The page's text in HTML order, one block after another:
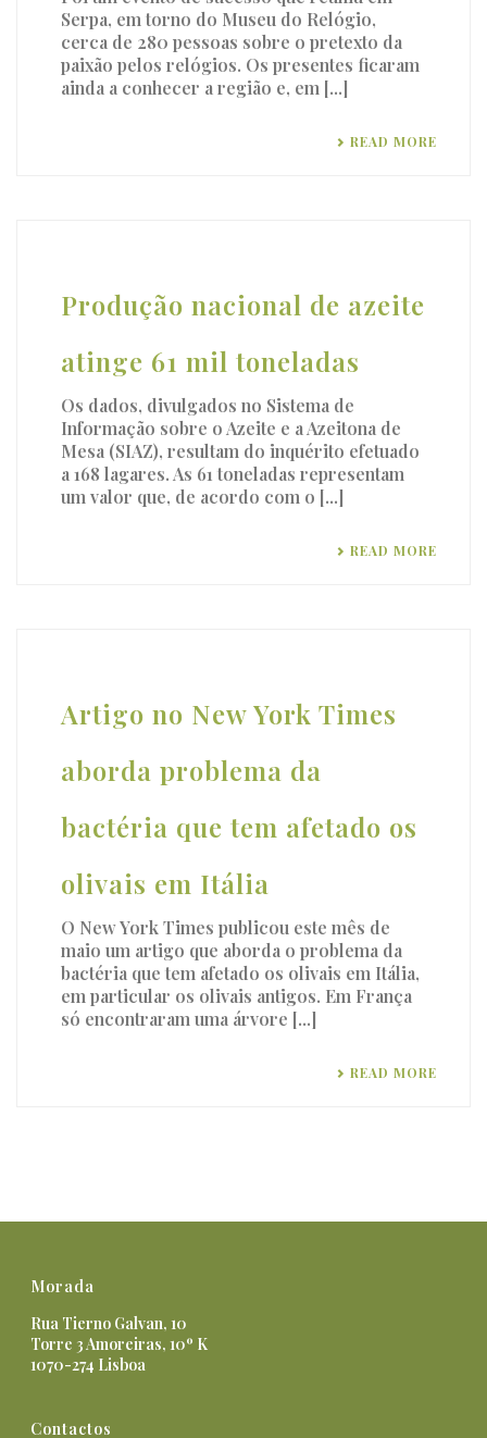
Serpa, em torno do Museu do Relógio,
cerca de 280 pessoas sobre o pretexto da
paixão pelos relógios. Os presentes ficaram
ainda a conhecer a região e, em [...]
READ MORE
Produção nacional de azeite
atinge 61 mil toneladas
Os dados, divulgados no Sistema de
Informação sobre o Azeite e a Azeitona de
Mesa (SIAZ), resultam do inquérito efetuado
a 168 lagares. As 61 toneladas representam
um valor que, de acordo com o [...]
READ MORE
Artigo no New York Times
aborda problema da
bactéria que tem afetado os
olivais em Itália
O New York Times publicou este mês de
maio um artigo que aborda o problema da
bactéria que tem afetado os olivais em Itália,
em particular os olivais antigos. Em França
só encontraram uma árvore [...]
READ MORE
Morada
Rua Tierno Galvan, 10
Torre 3 Amoreiras, 10º K
1070-274 Lisboa
Contactos